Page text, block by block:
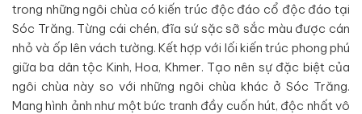
trong những ngôi chùa có kiến trúc độc đáo cổ độc đáo tại
Sóc Trăng. Từng cái chén, đĩa sứ sặc sỡ sắc màu được cán
nhỏ và ốp lên vách tường. Kết hợp với lối kiến trúc phong phú
giữa ba dân tộc Kinh, Hoa, Khmer. Tạo nên sự đặc biệt của
ngôi chùa này so với những ngôi chùa khác ở Sóc Trăng.
Mang hình ảnh như một bức tranh đầy cuốn hút, độc nhất vô